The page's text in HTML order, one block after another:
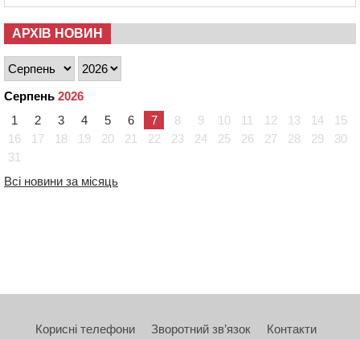
АРХІВ НОВИН
Серпень 2026
1
2 3 4 5 6 7 8 9 10 11 12 13 14
15
16
17 18 19 20 21 22 23 24 25 26 27 28 29
30
31
Всі новини за місяць
Корисні телефони Зворотний зв’язок Контакти